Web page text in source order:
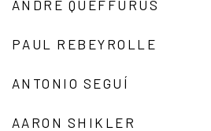
ANDRÉ QUEFFURUS
PAUL REBEYROLLE
ANTONIO SEGUÍ
AARON SHIKLER